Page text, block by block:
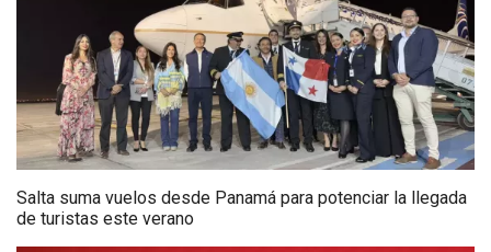
Salta suma vuelos desde Panamá para potenciar la llegada
de turistas este verano